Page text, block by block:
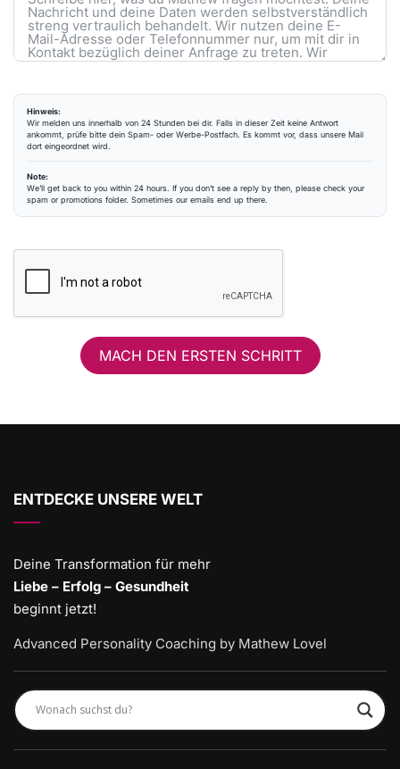
Hinweis:
Wir melden uns innerhalb von 24 Stunden bei dir. Falls in dieser Zeit keine Antwort
ankommt, prüfe bitte dein Spam- oder Werbe-Postfach. Es kommt vor, dass unsere Mail
dort eingeordnet wird.
Note:
We’ll get back to you within 24 hours. If you don’t see a reply by then, please check your
spam or promotions folder. Sometimes our emails end up there.
MACH DEN ERSTEN SCHRITT
ENTDECKE UNSERE WELT
Deine Transformation für mehr
Liebe – Erfolg – Gesundheit
beginnt jetzt!
Advanced Personality Coaching by Mathew Lovel